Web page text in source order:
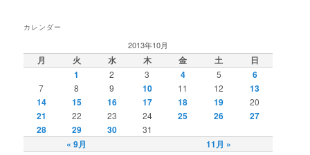
カレンダー
2013年10月
月 火 水 木 金 土 日
« 9月 11月 »
1 2 3 4 5 6
7 8 9 10 11 12
13
14
15 16 17 18 19 20
21 22 23 24 25 26
27
28
29 30 31